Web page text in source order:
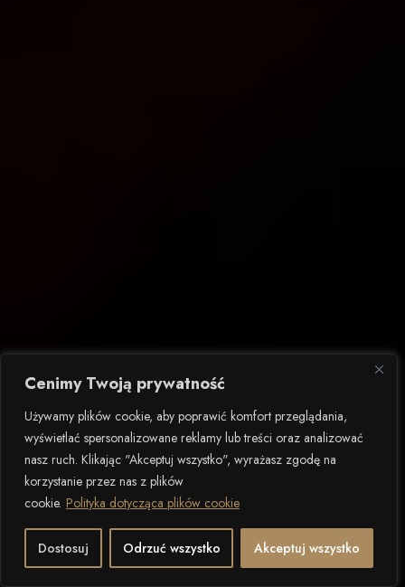
Cenimy Twoją prywatność
Używamy plików cookie, aby poprawić komfort przeglądania,
wyświetlać spersonalizowane reklamy lub treści oraz analizować
nasz ruch. Klikając "Akceptuj wszystko", wyrażasz zgodę na
korzystanie przez nas z plików
cookie. Polityka dotycząca plików cookie
Dostosuj Odrzuć wszystko Akceptuj wszystko